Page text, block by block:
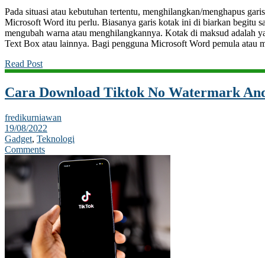
Pada situasi atau kebutuhan tertentu, menghilangkan/menghapus
Microsoft Word itu perlu. Biasanya garis kotak ini di biarkan begitu
mengubah warna atau menghilangkannya. Kotak di maksud adalah
Text Box atau lainnya. Bagi pengguna Microsoft Word pemula atau
Read Post
Cara Download Tiktok No Watermark
fredikurniawan
19/08/2022
Gadget, Teknologi
Comments